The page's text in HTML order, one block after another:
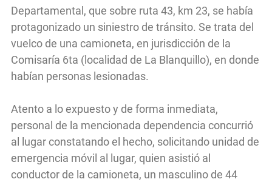
Departamental, que sobre ruta 43, km 23, se había
protagonizado un siniestro de tránsito. Se trata del
vuelco de una camioneta, en jurisdicción de la
Comisaría 6ta (localidad de La Blanquillo), en donde
habían personas lesionadas.
Atento a lo expuesto y de forma inmediata,
personal de la mencionada dependencia concurrió
al lugar constatando el hecho, solicitando unidad de
emergencia móvil al lugar, quien asistió al
conductor de la camioneta, un masculino de 44